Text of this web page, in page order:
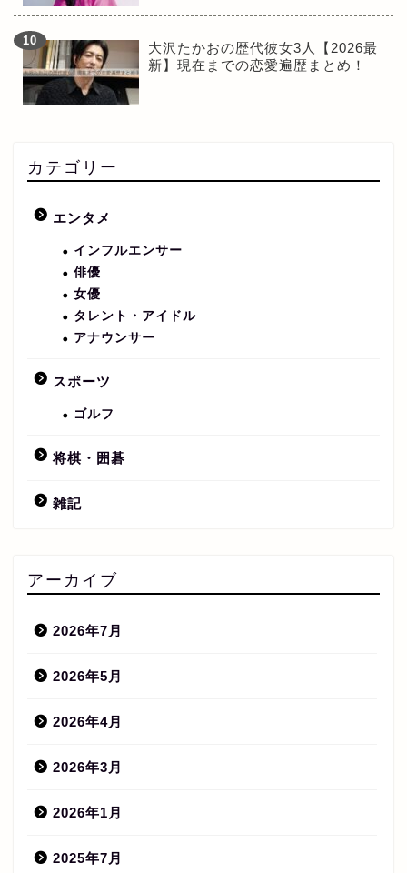
大沢たかおの歴代彼女3人【2026最
新】現在までの恋愛遍歴まとめ！
カテゴリー
エンタメ
インフルエンサー
俳優
女優
タレント・アイドル
アナウンサー
スポーツ
ゴルフ
将棋・囲碁
雑記
アーカイブ
2026年7月
2026年5月
2026年4月
2026年3月
2026年1月
2025年7月